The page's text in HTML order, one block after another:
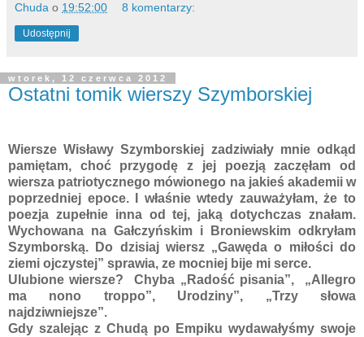
Chuda o 19:52:00 8 komentarzy:
Udostępnij
wtorek, 12 czerwca 2012
Ostatni tomik wierszy Szymborskiej
Wiersze Wisławy Szymborskiej zadziwiały mnie odkąd
pamiętam, choć przygodę z jej poezją zaczęłam od
wiersza patriotycznego mówionego na jakieś akademii w
poprzedniej epoce. I właśnie wtedy zauważyłam, że to
poezja zupełnie inna od tej, jaką dotychczas znałam.
Wychowana na Gałczyńskim i Broniewskim odkryłam
Szymborską. Do dzisiaj wiersz „Gawęda o miłości do
ziemi ojczystej” sprawia, ze mocniej bije mi serce.
Ulubione wiersze? Chyba „Radość pisania”, „Allegro
ma nono troppo”, Urodziny”, „Trzy słowa
najdziwniejsze”.
Gdy szalejąc z Chudą po Empiku wydawałyśmy swoje